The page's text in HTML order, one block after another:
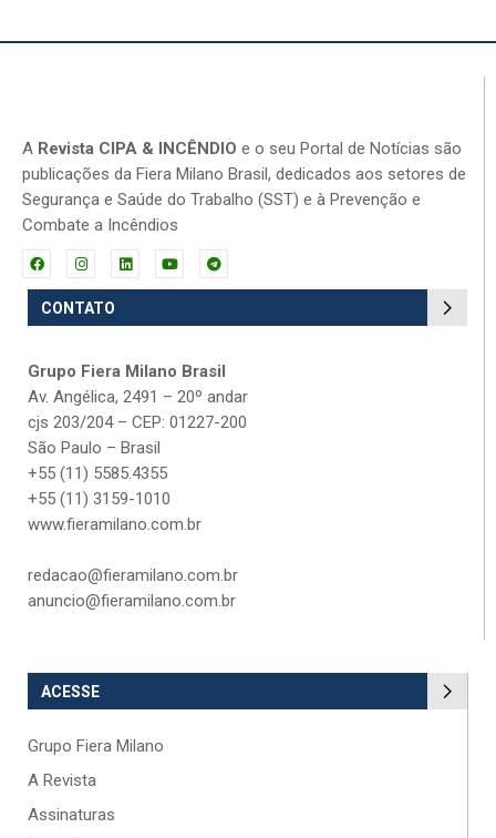
A Revista CIPA & INCÊNDIO e o seu Portal de Notícias são
publicações da Fiera Milano Brasil, dedicados aos setores de
Segurança e Saúde do Trabalho (SST) e à Prevenção e
Combate a Incêndios
CONTATO
Grupo Fiera Milano Brasil
Av. Angélica, 2491 – 20º andar
cjs 203/204 – CEP: 01227-200
São Paulo – Brasil
+55 (11) 5585.4355
+55 (11) 3159-1010
www.fieramilano.com.br
redacao@fieramilano.com.br
anuncio@fieramilano.com.br
ACESSE
Grupo Fiera Milano
A Revista
Assinaturas